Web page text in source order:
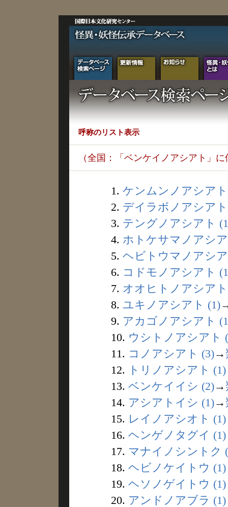
呼称のリスト表示
（全国：「ベンケイノアシアト」
1. ケンムンノアシア
2. デイラボノアシア
3. テングノアシアト
4. ホトケサマノアシ
5. ヘビトウマノアシ
6. コドモノアシアト
7. オオヒトノアシア
8. ユキノアシアト (1)
9. アカゴノアシアト
10. ウシトノアシアト
11. コノアシアト (3)→
12.
トリノアシアト (1)
13. ベンケイイシ (2)→
14. アシアトイシ (1)→
15. レイノアシオト (1)
16. ヘンゲノタグイ (1)
17. マナイノシントク
18. ヘビノケイトウ (1)
19. ヘソノゲイトウ (1)
20. アンドノアブラ (1)